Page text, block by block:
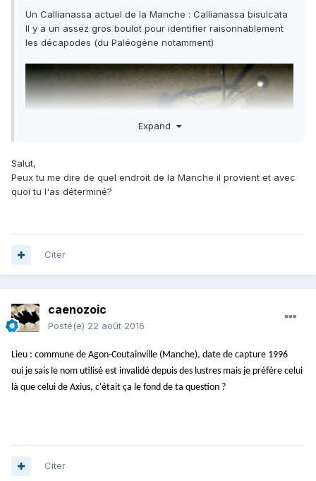
Un Callianassa actuel de la Manche : Callianassa bisulcata
Il y a un assez gros boulot pour identifier raisonnablement
les décapodes (du Paléogène notamment)
Expand
Salut,
Peux tu me dire de quel endroit de la Manche il provient et avec
quoi tu l'as déterminé?
Citer
caenozoic
Posté(e) 22 août 2016
Lieu : commune de Agon-Coutainville (Manche), date de capture 1996
oui je sais le nom utilisé est invalidé depuis des lustres mais je préfère celui
là que celui de Axius, c'était ça le fond de ta question ?
Citer